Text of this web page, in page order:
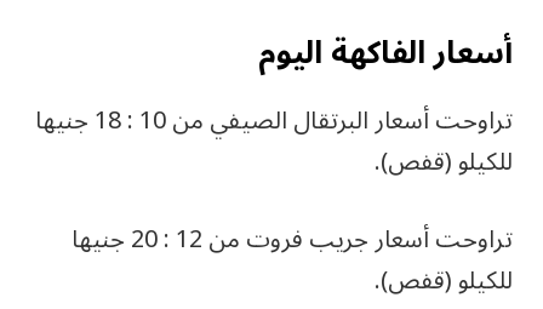
أسعار الفاكهة اليوم
تراوحت أسعار البرتقال الصيفي من 10 : 18 جنيها
للكيلو (قفص).
تراوحت أسعار جريب فروت من 12 : 20 جنيها
للكيلو (قفص).